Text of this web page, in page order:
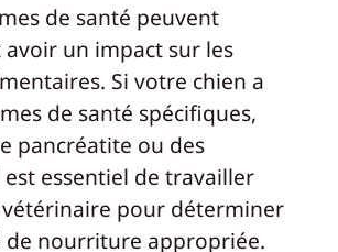
de santé peuvent
un impact sur les
Si votre chien a
de santé spécifiques,
pancréatite ou des
essentiel de travailler
pour déterminer
de nourriture appropriée.